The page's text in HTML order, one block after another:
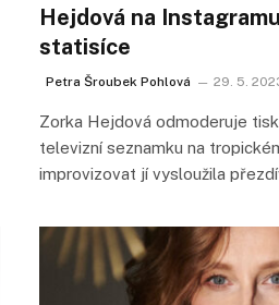
Hejdová na
statisíce
Petra Šroubek Pohlová 29. 5.
Zorka Hejdová odmoderuje
televizní seznamku na
improvizovat jí vysloužila